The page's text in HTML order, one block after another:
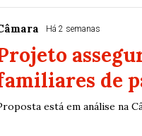
Há 2 semanas
de
está em análise na